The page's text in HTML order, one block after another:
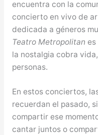
encuentra con la
concierto en vivo de
dedicada a géneros
Teatro Metropolitan
la nostalgia cobra
personas.
En estos conciertos,
recuerdan el pasado,
compartir ese
cantar juntos o